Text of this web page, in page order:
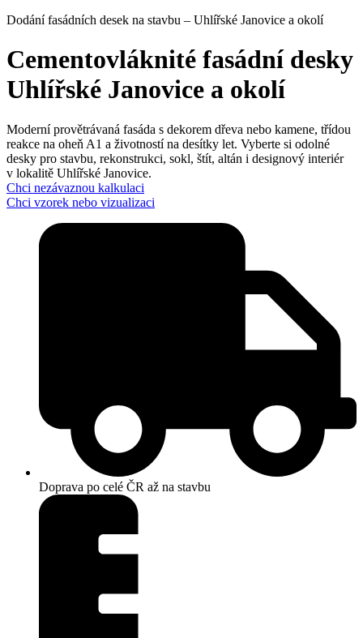
Dodání fasádních desek na stavbu – Uhlířské Janovice a okolí
Cementovláknité fasádní desky
Uhlířské Janovice a okolí
Moderní provětrávaná fasáda s dekorem dřeva nebo kamene, třídou
reakce na oheň A1 a životností na desítky let. Vyberte si odolné
desky pro stavbu, rekonstrukci, sokl, štít, altán i designový interiér
v lokalitě Uhlířské Janovice.
Chci nezávaznou kalkulaci
Chci vzorek nebo vizualizaci
Doprava po celé ČR až na stavbu